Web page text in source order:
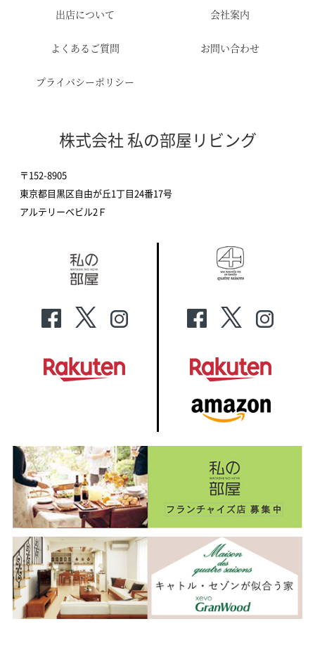
出店について 会社案内
よくあるご質問 お問い合わせ
プライバシーポリシー
株式会社 私の部屋リビング
〒152-8905
東京都目黒区自由が丘1丁目24番17号
アルテリーベビル2Ｆ